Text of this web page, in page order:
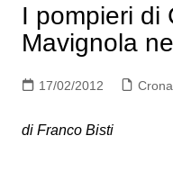
I pompieri di
Mavignola
17/02/2012
di Franco Bisti